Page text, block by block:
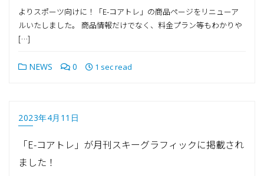
よりスポーツ向けに！「E-コアトレ」の商品ページをリニューア
ルいたしました。 商品情報だけでなく、料金プラン等もわかりや
[…]
NEWS 0 1 sec read
2023年4月11日
「E-コアトレ」が月刊スキーグラフィックに掲載され
ました！